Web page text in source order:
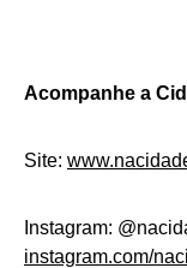
Acompanhe a
Site:
Instagram:
instagram.com/